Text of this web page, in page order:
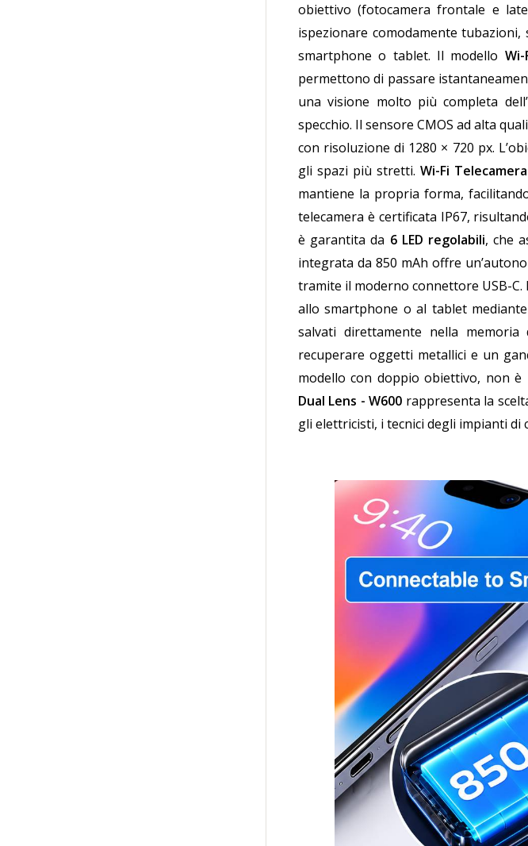
obiettivo (fotocamera frontale e
ispezionare comodamente
smartphone o tablet. Il modello
permettono di passare
una visione molto più completa
specchio. Il sensore CMOS ad alta
con risoluzione di 1280 × 720 px.
gli spazi più stretti.Wi-Fi
mantiene la propria forma,
telecamera è certificata IP67,
è garantita da 6 LED regolabili, che
integrata da 850 mAh offre
tramite il moderno connettore USB-
allo smartphone o al tablet
salvati direttamente nella
recuperare oggetti metallici e un
modello con doppio obiettivo, non è
Dual Lens - W600 rappresenta la
gli elettricisti, i tecnici degli impianti